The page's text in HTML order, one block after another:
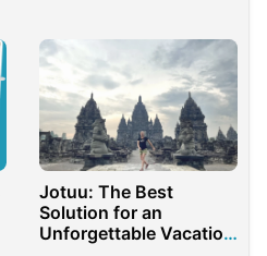
Jotuu: The Best
Solution for an
Unforgettable Vacation